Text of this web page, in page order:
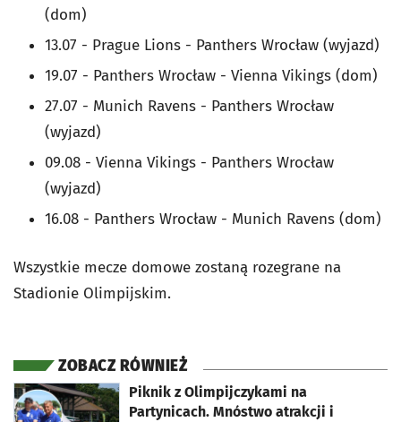
(dom)
13.07 - Prague Lions - Panthers Wrocław (wyjazd)
19.07 - Panthers Wrocław - Vienna Vikings (dom)
27.07 - Munich Ravens - Panthers Wrocław
(wyjazd)
09.08 - Vienna Vikings - Panthers Wrocław
(wyjazd)
16.08 - Panthers Wrocław - Munich Ravens (dom)
Wszystkie mecze domowe zostaną rozegrane na
Stadionie Olimpijskim.
ZOBACZ RÓWNIEŻ
Piknik z Olimpijczykami na
Partynicach. Mnóstwo atrakcji i
otworzy się w nowej karcie